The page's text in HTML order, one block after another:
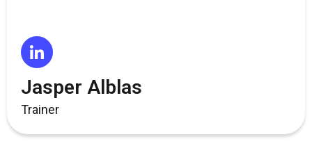
Jasper Alblas
Trainer